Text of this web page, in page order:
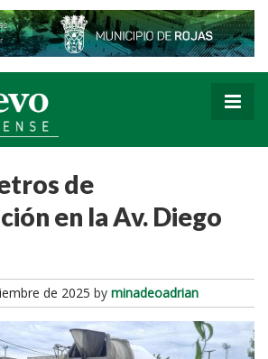
de
en la Av. Diego
de 2025 by minadeoadrian